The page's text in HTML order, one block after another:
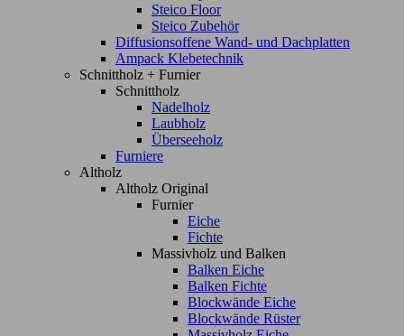
Steico Floor
Steico Zubehör
Diffusionsoffene Wand- und Dachplatten
Ampack Klebetechnik
Schnittholz + Furnier
Schnittholz
Nadelholz
Laubholz
Überseeholz
Furniere
Altholz
Altholz Original
Furnier
Eiche
Fichte
Massivholz und Balken
Balken Eiche
Balken Fichte
Blockwände Eiche
Blockwände Rüster